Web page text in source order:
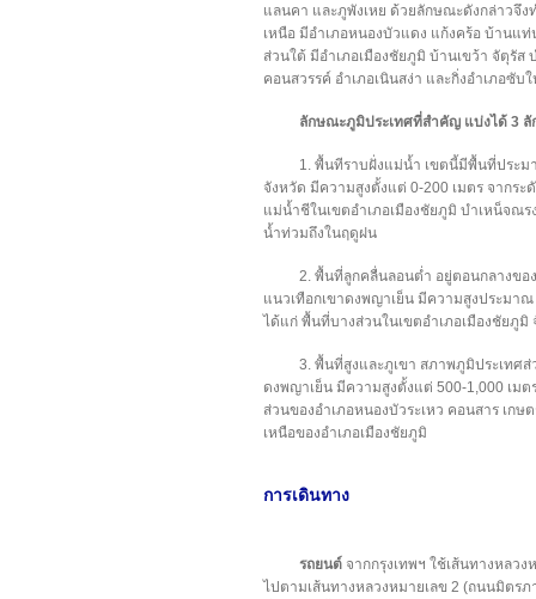
แลนคา และภูพังเหย ด้วยลักษณะดังกล่าวจึ
เหนือ มีอำเภอหนองบัวแดง แก้งคร้อ บ้านแ
ส่วนใต้ มีอำเภอเมืองชัยภูมิ บ้านเขว้า จัตุรัส
คอนสวรรค์ อำเภอเนินสง่า และกิ่งอำเภอซับ
ลักษณะภูมิประเทศที่สำคัญ แบ่งได้ 3
1. พื้นทีราบฝั่งแม่น้ำ เขตนี้มีพื้นที่ประม
จังหวัด มีความสูงตั้งแต่ 0-200 เมตร จากร
แม่น้ำชีในเขตอำเภอเมืองชัยภูมิ บำเหน็จณ
น้ำท่วมถึงในฤดูฝน
2. พื้นที่ลูกคลื่นลอนต่ำ อยู่ตอนกลางข
แนวเทือกเขาดงพญาเย็น มีความสูงประมา
ได้แก่ พื้นที่บางส่วนในเขตอำเภอเมืองชัยภู
3. พื้นที่สูงและภูเขา สภาพภูมิประเทศ
ดงพญาเย็น มีความสูงตั้งแต่ 500-1,000 เม
ส่วนของอำเภอหนองบัวระเหว คอนสาร เก
เหนือของอำเภอเมืองชัยภูมิ
การเดินทาง
รถยนต์ จากกรุงเทพฯ ใช้เส้นทางหลว
ไปตามเส้นทางหลวงหมายเลข 2 (ถนนมิตร